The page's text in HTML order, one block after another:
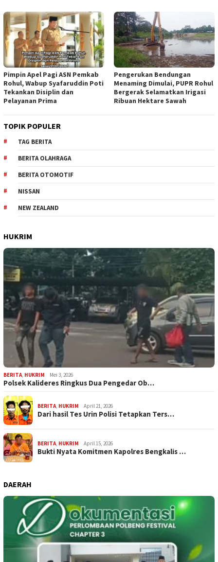
Pimpin Apel Pagi ASN Pemkab
Rohul, Wabup Syafaruddin Poti
Tekankan Disiplin dan
Pelayanan Prima
Pengerukan Bendungan
Menaming Dimulai, PUPR Rohul
Bergerak Selamatkan Irigasi
Ribuan Hektare Sawah
TOPIK POPULER
TAG BERITA
BERITA OLAHRAGA
BERITA OTOMOTIF
NISSAN
NEW ZEALAND
HUKRIM
BERITA, HUKRIM Mei 3, 2026
Polsek Kalideres Ringkus Dua Pengedar Ob…
BERITA, HUKRIM April 21, 2026
Dari hasil Tes Urin Polisi Tetapkan Ters…
BERITA, HUKRIM April 15, 2026
Bukti Nyata Komitmen Kapolres Bengkalis …
DAERAH